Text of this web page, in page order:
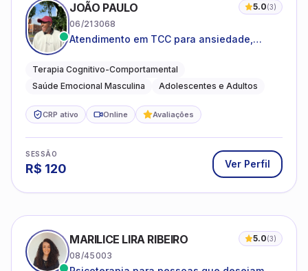
JOÃO PAULO 5.0(3)
06/213068
Atendimento em TCC para ansiedade,
emocional
Terapia Cognitivo-Comportamental
Saúde Emocional Masculina
Adolescentes e Adultos
CRP ativo Online Avaliações
SESSÃO
R$ 120 Ver Perfil
MARILICE LIRA RIBEIRO 5.0(3)
08/45003